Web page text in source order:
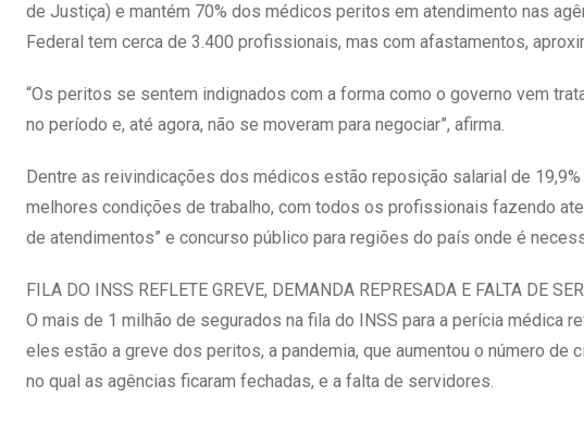
de Justiça) e mantém 70% dos médicos peritos em atendimento nas
Federal tem cerca de 3.400 profissionais, mas com afastamentos,
“Os peritos se sentem indignados com a forma como o governo vem
no período e, até agora, não se moveram para negociar”, afirma.
Dentre as reivindicações dos médicos estão reposição salarial de
melhores condições de trabalho, com todos os profissionais fazendo
de atendimentos” e concurso público para regiões do país onde é
FILA DO INSS REFLETE GREVE, DEMANDA REPRESADA E FALTA DE
O mais de 1 milhão de segurados na fila do INSS para a perícia médica
eles estão a greve dos peritos, a pandemia, que aumentou o número
no qual as agências ficaram fechadas, e a falta de servidores.